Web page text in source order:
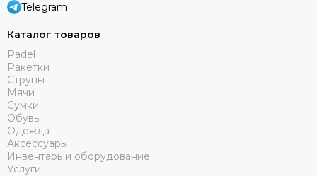
Telegram
Каталог товаров
Padel
Ракетки
Струны
Мячи
Сумки
Обувь
Одежда
Аксессуары
Инвентарь и оборудование
Услуги